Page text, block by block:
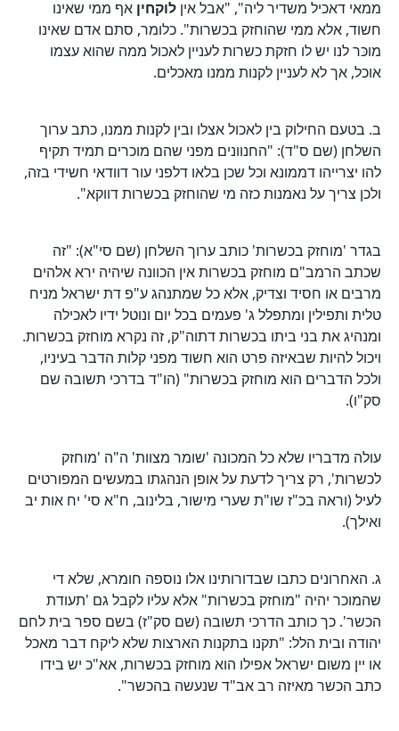
ממאי דאכיל משדיר ליה", "אבל אין לוקחין אף ממי שאינו
חשוד, אלא ממי שהוחזק בכשרות". כלומר, סתם אדם שאינו
מוכּר לנו יש לו חזקת כשרות לעניין לאכול ממה שהוא עצמו
אוכל, אך לא לעניין לקנות ממנו מאכלים.
ב. בטעם החילוק בין לאכול אצלו ובין לקנות ממנו, כתב ערוך
השלחן (שם ס"ד): "החנוונים מפני שהם מוכרים תמיד תקיף
להו יצרייהו דממונא וכל שכן בלאו דלפני עור דוודאי חשידי בזה,
ולכן צריך על נאמנות כזה מי שהוחזק בכשרות דווקא".
בגדר 'מוחזק בכשרות' כותב ערוך השלחן (שם סי"א): "זה
שכתב הרמב"ם מוחזק בכשרות אין הכוונה שיהיה ירא אלהים
מרבים או חסיד וצדיק, אלא כל שמתנהג ע"פ דת ישראל מניח
טלית ותפילין ומתפלל ג' פעמים בכל יום ונוטל ידיו לאכילה
ומנהיג את בני ביתו בכשרות דתוה"ק, זה נקרא מוחזק בכשרות.
ויכול להיות שבאיזה פרט הוא חשוד מפני קלות הדבר בעיניו,
ולכל הדברים הוא מוחזק בכשרות" (הו"ד בדרכי תשובה שם
סק"ו).
עולה מדבריו שלא כל המכונה 'שומר מצוות' ה"ה 'מוחזק
לכשרות', רק צריך לדעת על אופן הנהגתו במעשים המפורטים
לעיל (וראה בכ"ז שו"ת שערי מישור, בלינוב, ח"א סי' יח אות יב
ואילך).
ג. האחרונים כתבו שבדורותינו אלו נוספה חומרא, שלא די
שהמוכר יהיה "מוחזק בכשרות" אלא עליו לקבל גם 'תעודת
הכשר'. כך כותב הדרכי תשובה (שם סק"ז) בשם ספר בית לחם
יהודה ובית הלל: "תקנו בתקנות הארצות שלא ליקח דבר מאכל
או יין משום ישראל אפילו הוא מוחזק בכשרות, אא"כ יש בידו
כתב הכשר מאיזה רב אב"ד שנעשה בהכשר".